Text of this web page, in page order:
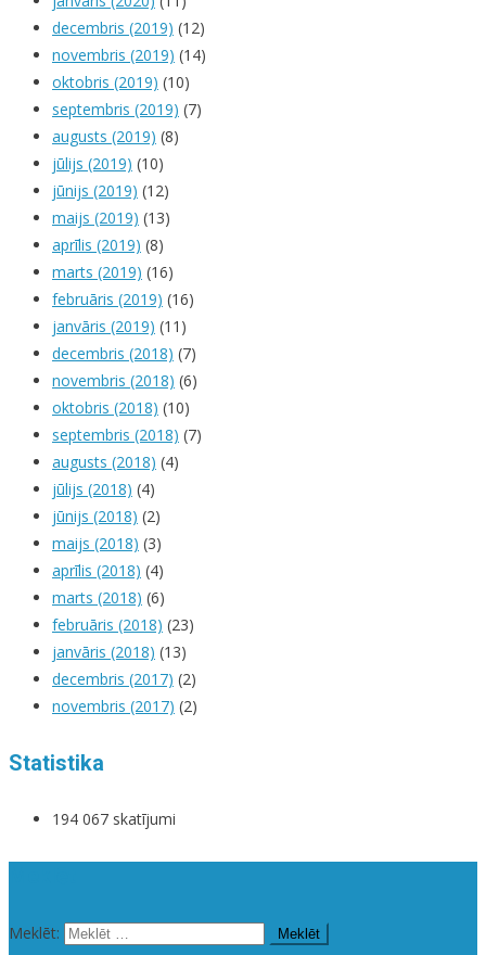
decembris (2019) (12)
novembris (2019) (14)
oktobris (2019) (10)
septembris (2019) (7)
augusts (2019) (8)
jūlijs (2019) (10)
jūnijs (2019) (12)
maijs (2019) (13)
aprīlis (2019) (8)
marts (2019) (16)
februāris (2019) (16)
janvāris (2019) (11)
decembris (2018) (7)
novembris (2018) (6)
oktobris (2018) (10)
septembris (2018) (7)
augusts (2018) (4)
jūlijs (2018) (4)
jūnijs (2018) (2)
maijs (2018) (3)
aprīlis (2018) (4)
marts (2018) (6)
februāris (2018) (23)
janvāris (2018) (13)
decembris (2017) (2)
novembris (2017) (2)
Statistika
194 067 skatījumi
Meklēt: